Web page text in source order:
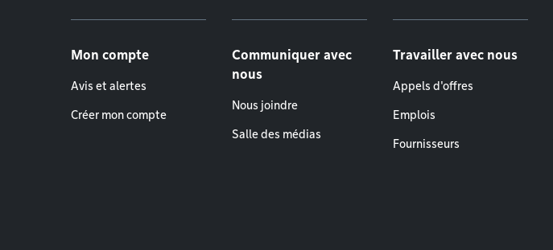
Mon compte
Avis et alertes
Créer mon compte
Communiquer avec
nous
Nous joindre
Salle des médias
Travailler avec nous
Appels d'offres
Emplois
Fournisseurs